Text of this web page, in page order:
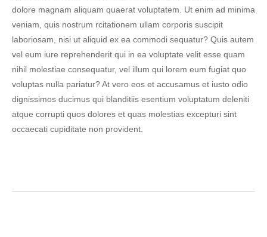
dolore magnam aliquam quaerat voluptatem. Ut enim ad minima
veniam, quis nostrum rcitationem ullam corporis suscipit
laboriosam, nisi ut aliquid ex ea commodi sequatur? Quis autem
vel eum iure reprehenderit qui in ea voluptate velit esse quam
nihil molestiae consequatur, vel illum qui lorem eum fugiat quo
voluptas nulla pariatur? At vero eos et accusamus et iusto odio
dignissimos ducimus qui blanditiis esentium voluptatum deleniti
atque corrupti quos dolores et quas molestias excepturi sint
occaecati cupiditate non provident.